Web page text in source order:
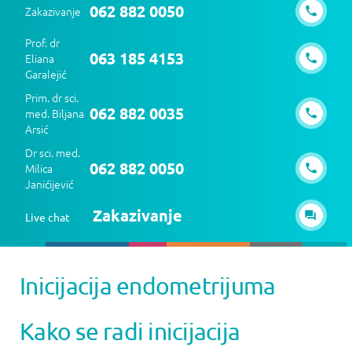
Zakazivanje 062 882 0050
Prof. dr
Eliana
Garalejić
063 185 4153
Prim. dr sci.
med. Biljana
Arsić
062 882 0035
Dr sci. med.
Milica
Janićijević
062 882 0050
Live chat Zakazivanje
Inicijacija endometrijuma
Kako se radi inicijacija